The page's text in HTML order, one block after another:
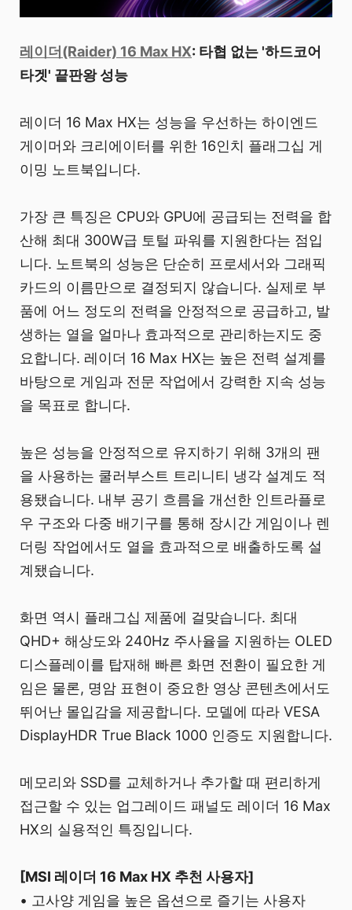
레이더(Raider) 16 Max HX: 타협 없는 '하드코어
타겟' 끝판왕 성능
레이더 16 Max HX는 성능을 우선하는 하이엔드
게이머와 크리에이터를 위한 16인치 플래그십 게
이밍 노트북입니다.
가장 큰 특징은 CPU와 GPU에 공급되는 전력을 합
산해 최대 300W급 토털 파워를 지원한다는 점입
니다. 노트북의 성능은 단순히 프로세서와 그래픽
카드의 이름만으로 결정되지 않습니다. 실제로 부
품에 어느 정도의 전력을 안정적으로 공급하고, 발
생하는 열을 얼마나 효과적으로 관리하는지도 중
요합니다. 레이더 16 Max HX는 높은 전력 설계를
바탕으로 게임과 전문 작업에서 강력한 지속 성능
을 목표로 합니다.
높은 성능을 안정적으로 유지하기 위해 3개의 팬
을 사용하는 쿨러부스트 트리니티 냉각 설계도 적
용됐습니다. 내부 공기 흐름을 개선한 인트라플로
우 구조와 다중 배기구를 통해 장시간 게임이나 렌
더링 작업에서도 열을 효과적으로 배출하도록 설
계됐습니다.
화면 역시 플래그십 제품에 걸맞습니다. 최대
QHD+ 해상도와 240Hz 주사율을 지원하는 OLED
디스플레이를 탑재해 빠른 화면 전환이 필요한 게
임은 물론, 명암 표현이 중요한 영상 콘텐츠에서도
뛰어난 몰입감을 제공합니다. 모델에 따라 VESA
DisplayHDR True Black 1000 인증도 지원합니다.
메모리와 SSD를 교체하거나 추가할 때 편리하게
접근할 수 있는 업그레이드 패널도 레이더 16 Max
HX의 실용적인 특징입니다.
[MSI 레이더 16 Max HX 추천 사용자]
• 고사양 게임을 높은 옵션으로 즐기는 사용자